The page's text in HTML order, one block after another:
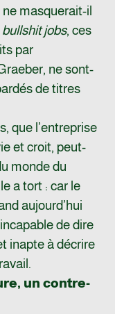
masquerait-il
bullshit jobs, ces
par
ne sont-
de titres
que l’entreprise
et croit, peut-
monde du
a tort : car le
aujourd’hui
de dire
inapte à décrire
un contre-